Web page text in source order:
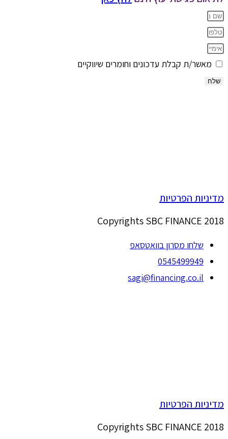
מאשר/ת קבלת עדכונים וחומרים שיווקיים
שלח
מדיניות הפרטיות
Copyrights SBC FINANCE 2018
שלחו מסרון בוואטסאפ
0545499949
sagi@financing.co.il
מדיניות הפרטיות
Copyrights SBC FINANCE 2018